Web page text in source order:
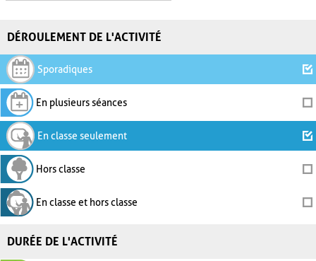
DÉROULEMENT DE L'ACTIVITÉ
Sporadiques
En plusieurs séances
En classe seulement
Hors classe
En classe et hors classe
DURÉE DE L'ACTIVITÉ